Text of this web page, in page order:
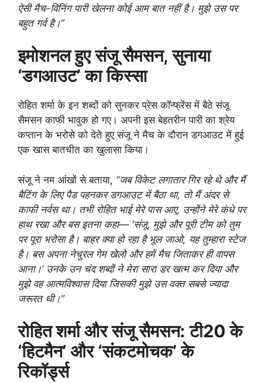
ऐसी मैच-विनिंग पारी खेलना कोई आम बात नहीं है। मुझे उस पर
बहुत गर्व है।”
इमोशनल हुए संजू सैमसन, सुनाया
‘डगआउट’ का किस्सा
रोहित शर्मा के इन शब्दों को सुनकर प्रेस कॉन्फ्रेंस में बैठे संजू
सैमसन काफी भावुक हो गए। अपनी इस बेहतरीन पारी का श्रेय
कप्तान के भरोसे को देते हुए संजू ने मैच के दौरान डगआउट में हुई
एक खास बातचीत का खुलासा किया।
संजू ने नम आंखों से बताया, “जब विकेट लगातार गिर रहे थे और मैं
बैटिंग के लिए पैड पहनकर डगआउट में बैठा था, तो मैं अंदर से
काफी नर्वस था। तभी रोहित भाई मेरे पास आए, उन्होंने मेरे कंधे पर
हाथ रखा और बस इतना कहा— ‘संजू, मुझे और पूरी टीम को तुम
पर पूरा भरोसा है। बाहर क्या हो रहा है भूल जाओ, यह तुम्हारा स्टेज
है। बस अपना नेचुरल गेम खेलो और हमें मैच जिताकर ही वापस
आना।’ उनके उन चंद शब्दों ने मेरा सारा डर खत्म कर दिया और
मुझे वह आत्मविश्वास दिया जिसकी मुझे उस वक्त सबसे ज्यादा
जरूरत थी।”
रोहित शर्मा और संजू सैमसन: टी20 के
‘हिटमैन’ और ‘संकटमोचक’ के
रिकॉर्ड्स